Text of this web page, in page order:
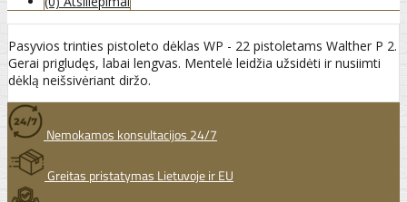
Pasyvios trinties pistoleto dėklas WP - 22 pistoletams Walther P 2.
Gerai prigludęs, labai lengvas. Mentelė leidžia užsidėti ir nusiimti
dėklą neišsivėriant diržo.
Nemokamos konsultacijos 24/7
Greitas pristatymas Lietuvoje ir EU